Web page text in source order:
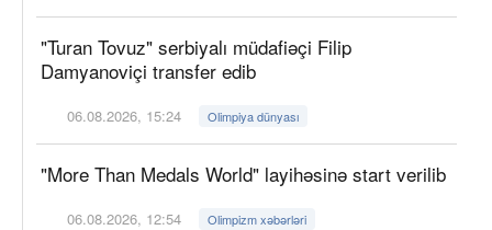
"Turan Tovuz" serbiyalı müdafiəçi Filip
Damyanoviçi transfer edib
06.08.2026, 15:24 Olimpiya dünyası
"More Than Medals World" layihəsinə start verilib
06.08.2026, 12:54 Olimpizm xəbərləri